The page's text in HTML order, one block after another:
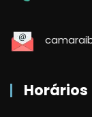
Horários